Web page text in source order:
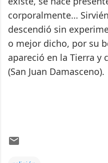
corporalmente…
descendió sin
o mejor dicho, por su
apareció en la Tierra y
(San Juan Damasceno).